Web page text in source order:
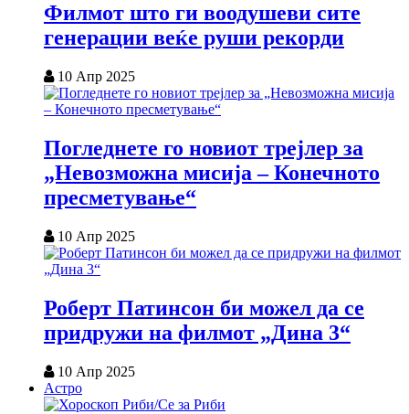
Филмот што ги воодушеви сите
генерации веќе руши рекорди
10 Апр 2025
Погледнете го новиот трејлер за
„Невозможна мисија – Конечното
пресметување“
10 Апр 2025
Роберт Патинсон би можел да се
придружи на филмот „Дина 3“
10 Апр 2025
Астро